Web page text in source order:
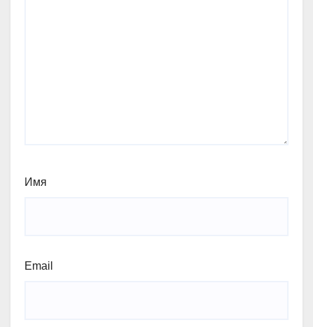
Имя
Email